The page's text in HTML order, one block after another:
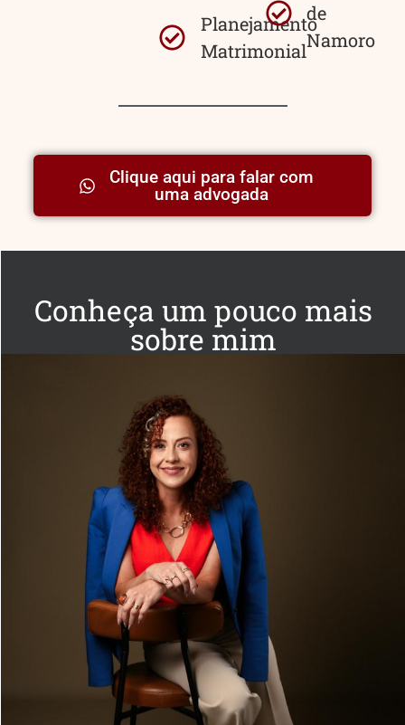
Planejamento
Matrimonial
de
Namoro
Clique aqui para falar com
uma advogada
Conheça um pouco mais
sobre mim